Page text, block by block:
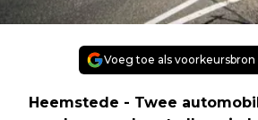
Voeg toe als voorkeursbron
Heemstede - Twee